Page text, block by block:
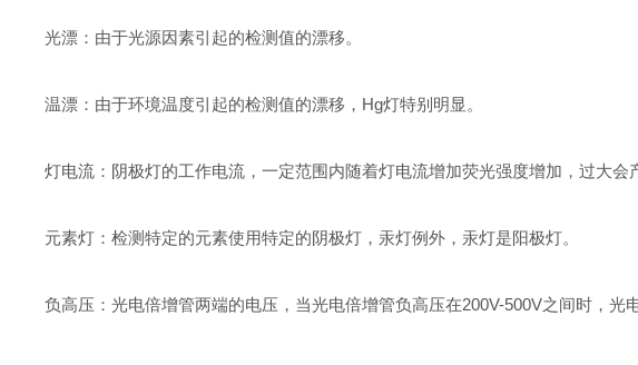
光漂：由于光源因素引起的检测值的漂移。
温漂：由于环境温度引起的检测值的漂移，Hg灯特别明显。
灯电流：阴极灯的工作电流，一定范围内随着灯电流增加荧光强度增加，过大会
元素灯：检测特定的元素使用特定的阴极灯，汞灯例外，汞灯是阳极灯。
负高压：光电倍增管两端的电压，当光电倍增管负高压在200V-500V之间时，光